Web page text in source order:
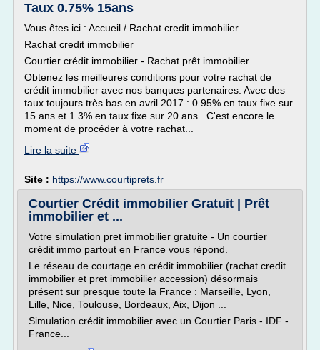
Taux 0.75% 15ans
Vous êtes ici : Accueil / Rachat credit immobilier
Rachat credit immobilier
Courtier crédit immobilier - Rachat prêt immobilier
Obtenez les meilleures conditions pour votre rachat de
crédit immobilier avec nos banques partenaires. Avec des
taux toujours très bas en avril 2017 : 0.95% en taux fixe sur
15 ans et 1.3% en taux fixe sur 20 ans . C'est encore le
moment de procéder à votre rachat...
Lire la suite
Site : https://www.courtiprets.fr
Courtier Crédit immobilier Gratuit | Prêt
immobilier et ...
Votre simulation pret immobilier gratuite - Un courtier
crédit immo partout en France vous répond.
Le réseau de courtage en crédit immobilier (rachat credit
immobilier et pret immobilier accession) désormais
présent sur presque toute la France : Marseille, Lyon,
Lille, Nice, Toulouse, Bordeaux, Aix, Dijon ...
Simulation crédit immobilier avec un Courtier Paris - IDF -
France...